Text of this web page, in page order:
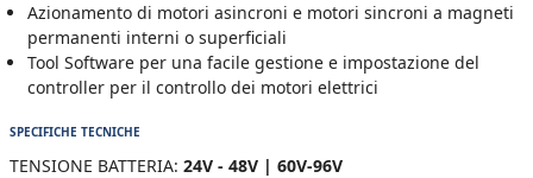
Azionamento di motori asincroni e motori sincroni a magneti
permanenti interni o superficiali
Tool Software per una facile gestione e impostazione del
controller per il controllo dei motori elettrici
SPECIFICHE TECNICHE
TENSIONE BATTERIA: 24V - 48V | 60V-96V